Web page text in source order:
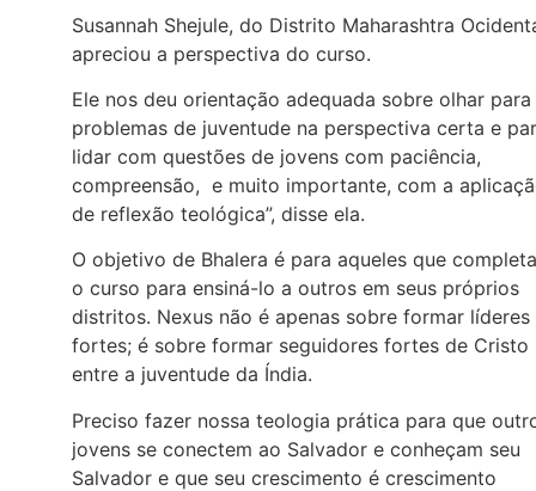
Susannah Shejule, do Distrito Maharashtra
apreciou a perspectiva do curso.
Ele nos deu orientação adequada sobre olhar para
problemas de juventude na perspectiva certa e
lidar com questões de jovens com paciência,
compreensão, e muito importante, com a
de reflexão teológica”, disse ela.
O objetivo de Bhalera é para aqueles que
o curso para ensiná-lo a outros em seus próprios
distritos. Nexus não é apenas sobre formar líderes
fortes; é sobre formar seguidores fortes de Cristo
entre a juventude da Índia.
Preciso fazer nossa teologia prática para que
jovens se conectem ao Salvador e conheçam seu
Salvador e que seu crescimento é crescimento